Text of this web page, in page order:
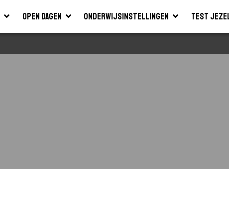
Open dagen Onderwijsinstellingen Test